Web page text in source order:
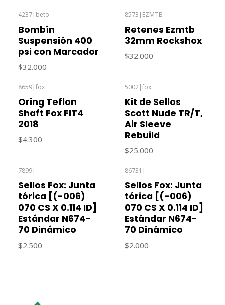
4237 beto
Bombín
Suspensión 400
psi con Marcador
$32.000
8573 EZMTB
Retenes Ezmtb
32mm Rockshox
$32.000
8659|fox
Oring Teflon
Shaft Fox FIT4
2018
$4.300
5002|fox
Kit de Sellos
Scott Nude TR/T,
Air Sleeve
Rebuild
$25.000
7899|
Sellos Fox: Junta
tórica [(-006)
070 CS X 0.114 ID]
Estándar N674-
70 Dinámico
$2.500
86731 |
Sellos Fox: Junta
tórica [(-006)
070 CS X 0.114 ID]
Estándar N674-
70 Dinámico
$2.000